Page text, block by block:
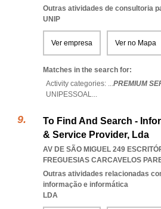
Outras atividades de consultoria
UNIP
Ver empresa Ver no Mapa
Matches in the search for:
Activity categories: ...PREMIUM
UNIPESSOAL...
To Find And Search -
& Service Provider, Lda
AV DE SÃO MIGUEL 249
FREGUESIAS CARCAVELOS
Outras atividades relacionadas
informação e informática
LDA